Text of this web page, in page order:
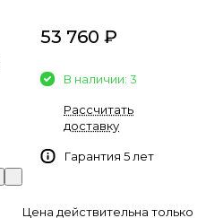
53 760 ₽
В наличии: 3
Рассчитать
доставку
Гарантия 5 лет
Цена действительна только